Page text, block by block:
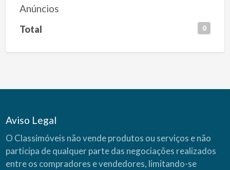
Anúncios
Total 0
Aviso Legal
O Classimóveis não vende produtos ou serviços e não
participa de qualquer parte das negociações realizados
entre os compradores e vendedores, limitando-se